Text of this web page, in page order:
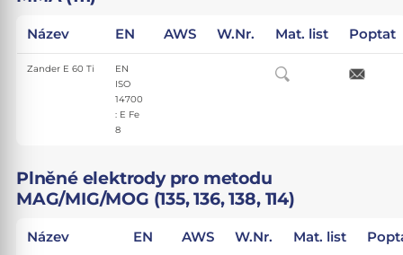
Název EN AWS W.Nr. Mat. list Poptat
Zander E 60 Ti
EN
ISO
14700
: E Fe
8
Plněné elektrody pro metodu
MAG/MIG/MOG (135, 136, 138, 114)
Název EN AWS W.Nr. Mat. list